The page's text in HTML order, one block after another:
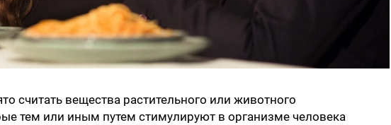
считать вещества растительного или животного
тем или иным путем стимулируют в организме человека